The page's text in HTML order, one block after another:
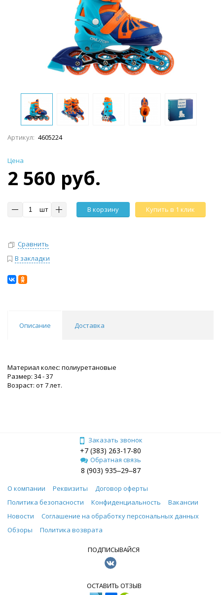
Артикул: 4605224
Цена
2 560 руб.
шт В корзину Купить в 1 клик
Сравнить
В закладки
Описание Доставка
Материал колес: полиуретановые
Размер: 34 - 37
Возраст: от 7 лет.
Заказать звонок
+7 (383) 263-17-80
Обратная связь
8 (903) 935‒29‒87
О компании Реквизиты
Договор оферты
Политика безопасности
Конфиденциальность
Вакансии
Новости
Соглашение на обработку персональных данных
Обзоры
Политика возврата
ПОДПИСЫВАЙСЯ
ОСТАВИТЬ ОТЗЫВ